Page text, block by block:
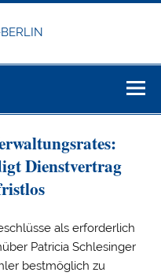
Dienstvertrag
als erforderlich
Patricia Schlesinger
bestmöglich zu